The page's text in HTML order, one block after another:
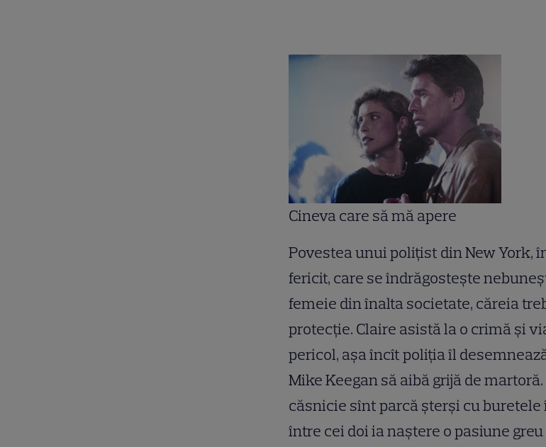
Cineva care să mă apere
Povestea unui poliţist din New York,
fericit, care se îndrăgosteşte
femeie din înalta societate, căreia
protecţie. Claire asistă la o crimă şi
pericol, aşa încît poliţia îl
Mike Keegan să aibă grijă de martoră.
căsnicie sînt parcă şterşi cu buretele
între cei doi ia naştere o pasiune